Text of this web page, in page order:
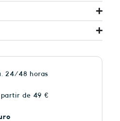
. 24/48 horas
de 49 €